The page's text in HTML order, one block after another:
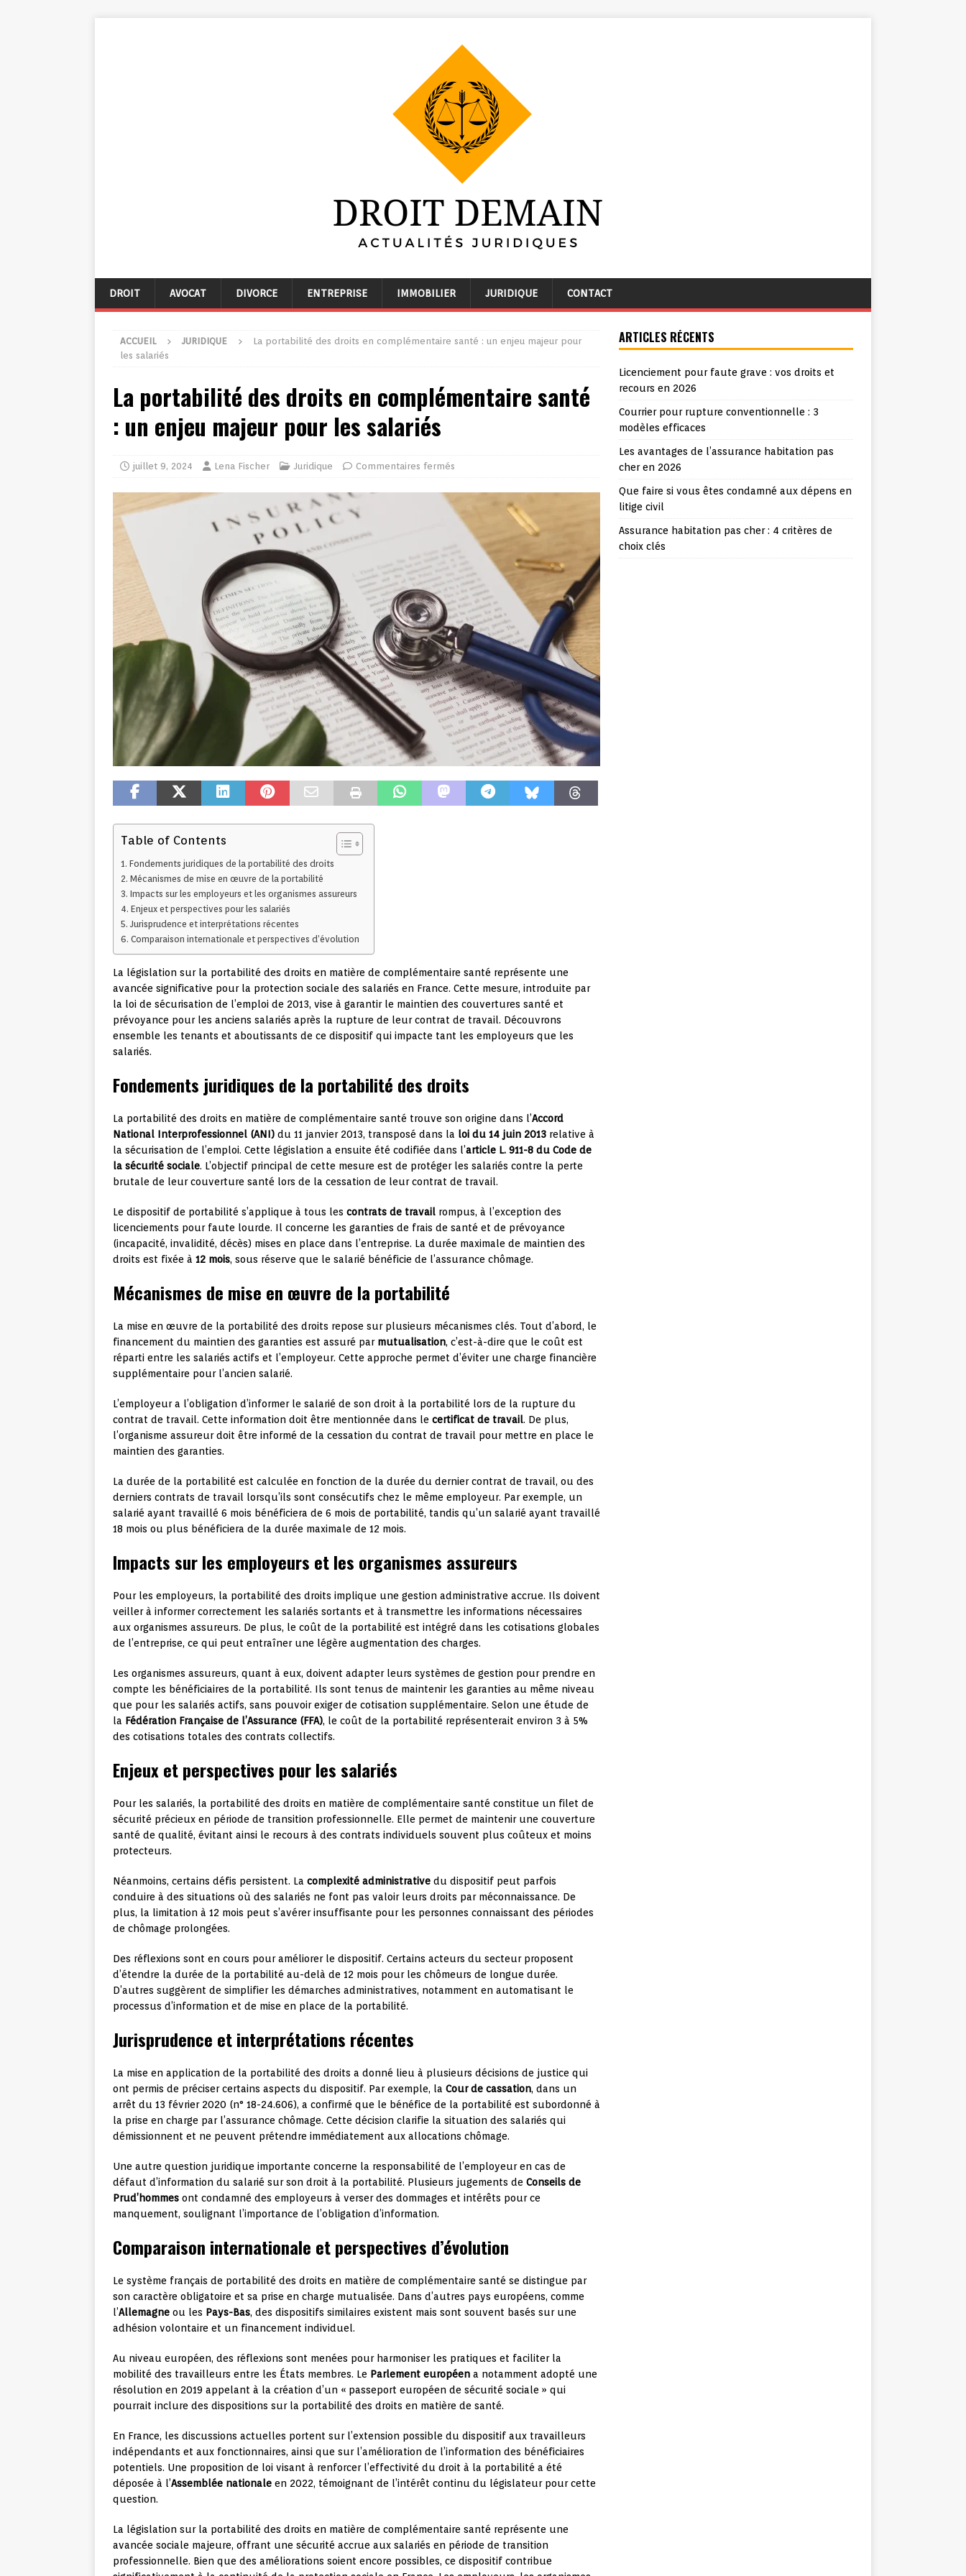
DROIT AVOCAT DIVORCE ENTREPRISE IMMOBILIER JURIDIQUE CONTACT
ACCUEIL JURIDIQUE
La portabilité des droits en complémentaire santé : un enjeu majeur pour
les salariés
La portabilité des droits en complémentaire santé
: un enjeu majeur pour les salariés
juillet 9, 2024 Lena Fischer Juridique Commentaires fermés
Table of Contents
Fondements juridiques de la portabilité des droits
Mécanismes de mise en œuvre de la portabilité
Impacts sur les employeurs et les organismes assureurs
Enjeux et perspectives pour les salariés
Jurisprudence et interprétations récentes
Comparaison internationale et perspectives d’évolution
La législation sur la portabilité des droits en matière de complémentaire santé représente une
avancée significative pour la protection sociale des salariés en France. Cette mesure, introduite par
la loi de sécurisation de l’emploi de 2013, vise à garantir le maintien des couvertures santé et
prévoyance pour les anciens salariés après la rupture de leur contrat de travail. Découvrons
ensemble les tenants et aboutissants de ce dispositif qui impacte tant les employeurs que les
salariés.
Fondements juridiques de la portabilité des droits
La portabilité des droits en matière de complémentaire santé trouve son origine dans l’Accord
National Interprofessionnel (ANI) du 11 janvier 2013, transposé dans la loi du 14 juin 2013 relative à
la sécurisation de l’emploi. Cette législation a ensuite été codifiée dans l’article L. 911-8 du Code de
la sécurité sociale. L’objectif principal de cette mesure est de protéger les salariés contre la perte
brutale de leur couverture santé lors de la cessation de leur contrat de travail.
Le dispositif de portabilité s’applique à tous les contrats de travail rompus, à l’exception des
licenciements pour faute lourde. Il concerne les garanties de frais de santé et de prévoyance
(incapacité, invalidité, décès) mises en place dans l’entreprise. La durée maximale de maintien des
droits est fixée à 12 mois, sous réserve que le salarié bénéficie de l’assurance chômage.
Mécanismes de mise en œuvre de la portabilité
La mise en œuvre de la portabilité des droits repose sur plusieurs mécanismes clés. Tout d’abord, le
financement du maintien des garanties est assuré par mutualisation, c’est-à-dire que le coût est
réparti entre les salariés actifs et l’employeur. Cette approche permet d’éviter une charge financière
supplémentaire pour l’ancien salarié.
L’employeur a l’obligation d’informer le salarié de son droit à la portabilité lors de la rupture du
contrat de travail. Cette information doit être mentionnée dans le certificat de travail. De plus,
l’organisme assureur doit être informé de la cessation du contrat de travail pour mettre en place le
maintien des garanties.
La durée de la portabilité est calculée en fonction de la durée du dernier contrat de travail, ou des
derniers contrats de travail lorsqu’ils sont consécutifs chez le même employeur. Par exemple, un
salarié ayant travaillé 6 mois bénéficiera de 6 mois de portabilité, tandis qu’un salarié ayant travaillé
18 mois ou plus bénéficiera de la durée maximale de 12 mois.
Impacts sur les employeurs et les organismes assureurs
Pour les employeurs, la portabilité des droits implique une gestion administrative accrue. Ils doivent
veiller à informer correctement les salariés sortants et à transmettre les informations nécessaires
aux organismes assureurs. De plus, le coût de la portabilité est intégré dans les cotisations globales
de l’entreprise, ce qui peut entraîner une légère augmentation des charges.
Les organismes assureurs, quant à eux, doivent adapter leurs systèmes de gestion pour prendre en
compte les bénéficiaires de la portabilité. Ils sont tenus de maintenir les garanties au même niveau
que pour les salariés actifs, sans pouvoir exiger de cotisation supplémentaire. Selon une étude de
la Fédération Française de l’Assurance (FFA), le coût de la portabilité représenterait environ 3 à 5%
des cotisations totales des contrats collectifs.
Enjeux et perspectives pour les salariés
Pour les salariés, la portabilité des droits en matière de complémentaire santé constitue un filet de
sécurité précieux en période de transition professionnelle. Elle permet de maintenir une couverture
santé de qualité, évitant ainsi le recours à des contrats individuels souvent plus coûteux et moins
protecteurs.
Néanmoins, certains défis persistent. La complexité administrative du dispositif peut parfois
conduire à des situations où des salariés ne font pas valoir leurs droits par méconnaissance. De
plus, la limitation à 12 mois peut s’avérer insuffisante pour les personnes connaissant des périodes
de chômage prolongées.
Des réflexions sont en cours pour améliorer le dispositif. Certains acteurs du secteur proposent
d’étendre la durée de la portabilité au-delà de 12 mois pour les chômeurs de longue durée.
D’autres suggèrent de simplifier les démarches administratives, notamment en automatisant le
processus d’information et de mise en place de la portabilité.
Jurisprudence et interprétations récentes
La mise en application de la portabilité des droits a donné lieu à plusieurs décisions de justice qui
ont permis de préciser certains aspects du dispositif. Par exemple, la Cour de cassation, dans un
arrêt du 13 février 2020 (n° 18-24.606), a confirmé que le bénéfice de la portabilité est subordonné à
la prise en charge par l’assurance chômage. Cette décision clarifie la situation des salariés qui
démissionnent et ne peuvent prétendre immédiatement aux allocations chômage.
Une autre question juridique importante concerne la responsabilité de l’employeur en cas de
défaut d’information du salarié sur son droit à la portabilité. Plusieurs jugements de Conseils de
Prud’hommes ont condamné des employeurs à verser des dommages et intérêts pour ce
manquement, soulignant l’importance de l’obligation d’information.
Comparaison internationale et perspectives d’évolution
Le système français de portabilité des droits en matière de complémentaire santé se distingue par
son caractère obligatoire et sa prise en charge mutualisée. Dans d’autres pays européens, comme
l’Allemagne ou les Pays-Bas, des dispositifs similaires existent mais sont souvent basés sur une
adhésion volontaire et un financement individuel.
Au niveau européen, des réflexions sont menées pour harmoniser les pratiques et faciliter la
mobilité des travailleurs entre les États membres. Le Parlement européen a notamment adopté une
résolution en 2019 appelant à la création d’un « passeport européen de sécurité sociale » qui
pourrait inclure des dispositions sur la portabilité des droits en matière de santé.
En France, les discussions actuelles portent sur l’extension possible du dispositif aux travailleurs
indépendants et aux fonctionnaires, ainsi que sur l’amélioration de l’information des bénéficiaires
potentiels. Une proposition de loi visant à renforcer l’effectivité du droit à la portabilité a été
déposée à l’Assemblée nationale en 2022, témoignant de l’intérêt continu du législateur pour cette
question.
La législation sur la portabilité des droits en matière de complémentaire santé représente une
avancée sociale majeure, offrant une sécurité accrue aux salariés en période de transition
professionnelle. Bien que des améliorations soient encore possibles, ce dispositif contribue
ARTICLES RÉCENTS
Licenciement pour faute grave : vos droits et
recours en 2026
Courrier pour rupture conventionnelle : 3
modèles efficaces
Les avantages de l’assurance habitation pas
cher en 2026
Que faire si vous êtes condamné aux dépens en
litige civil
Assurance habitation pas cher : 4 critères de
choix clés